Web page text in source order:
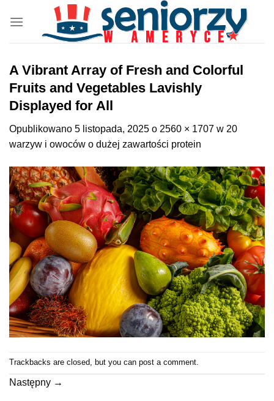
zawartości
A Vibrant Array of Fresh and Colorful
Fruits and Vegetables Lavishly
Displayed for All
Opublikowano 5 listopada, 2025 o 2560 × 1707 w 20
warzyw i owoców o dużej zawartości protein
Trackbacks are closed, but you can post a comment.
Następny →